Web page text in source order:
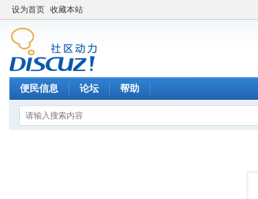
设为首页 收藏本站
便民信息 论坛 帮助